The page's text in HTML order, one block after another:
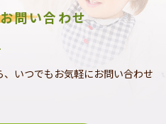
問い合わせ
いつでもお気軽にお問い合わせ